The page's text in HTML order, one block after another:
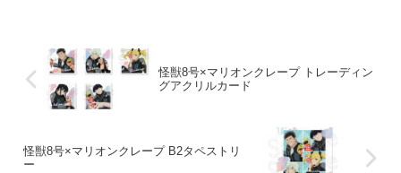
怪獣8号×マリオンクレープ トレーディン
グアクリルカード
怪獣8号×マリオンクレープ B2タペストリ
ー